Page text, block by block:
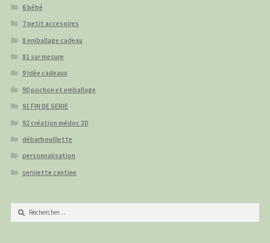
6 bébé
7 petit accesoires
8 emballage cadeau
81 sur mesure
9 Idée cadeaux
90 pochon et emballage
91 FIN DE SERIE
92 création médoc 3D
débarbouillette
personnalisation
serviette cantine
Rechercher :